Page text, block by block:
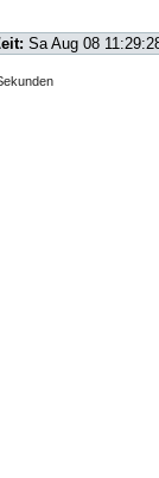
Sa Aug 08